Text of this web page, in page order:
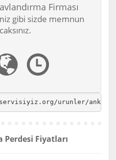
Firması
gibi sizde memnun
urunler/
Perdesi Fiyatları